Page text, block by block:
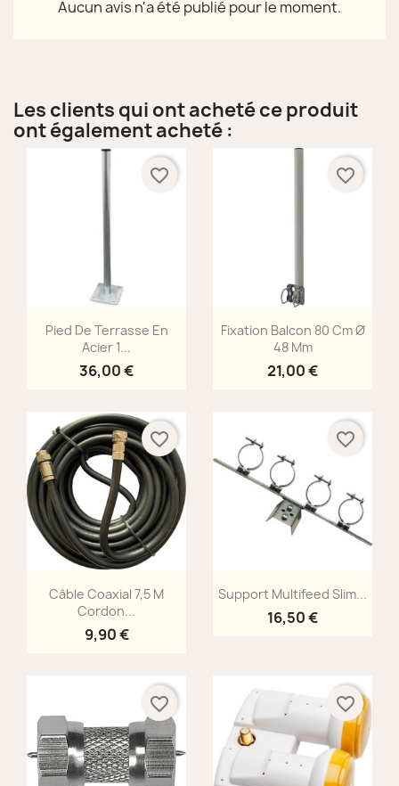
Aucun avis n'a été publié pour le moment.
Les clients qui ont acheté ce produit
ont également acheté :
Aperçu rapide
Pied De Terrasse En
Acier 1...
36,00 €
favorite_border
Aperçu rapide
Fixation Balcon 80 Cm Ø
48 Mm
21,00 €
favorite_border
Aperçu rapide
Câble Coaxial 7,5 M
Cordon...
9,90 €
favorite_border
Aperçu rapide
Support Multifeed Slim...
16,50 €
favorite_border
favorite_border favorite_border